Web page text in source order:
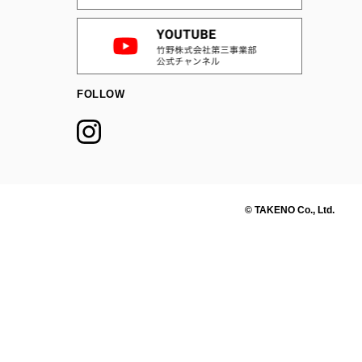
FOLLOW
© TAKENO Co., Ltd.